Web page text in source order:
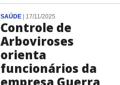
SAÚDE| 17/11/2025
Controle de
Arboviroses
orienta
funcionários da